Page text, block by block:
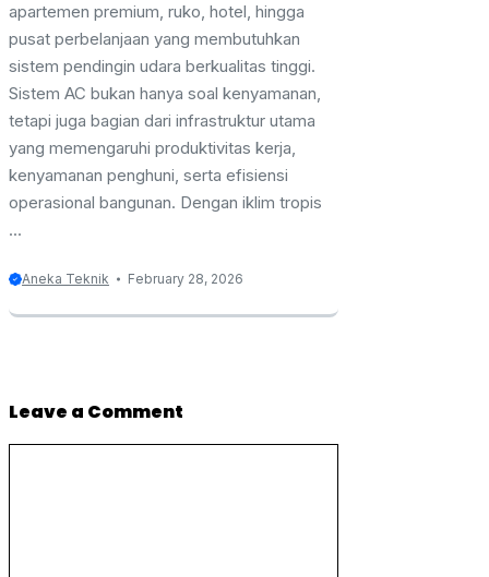
apartemen premium, ruko, hotel, hingga
pusat perbelanjaan yang membutuhkan
sistem pendingin udara berkualitas tinggi.
Sistem AC bukan hanya soal kenyamanan,
tetapi juga bagian dari infrastruktur utama
yang memengaruhi produktivitas kerja,
kenyamanan penghuni, serta efisiensi
operasional bangunan. Dengan iklim tropis
...
Aneka Teknik February 28, 2026
Leave a Comment